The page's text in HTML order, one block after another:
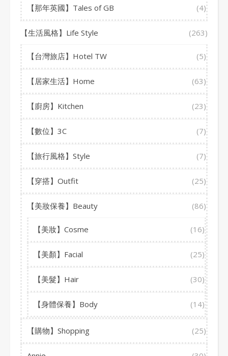
【那年英國】Tales of GB (4)
【生活風格】Life Style (263)
【台灣旅店】Hotel TW (5)
【居家生活】Home (63)
【廚房】Kitchen (23)
【數位】3C (7)
【旅行風格】Style (7)
【穿搭】Outfit (25)
【美妝保養】Beauty (86)
【美妝】Cosme (16)
【美顏】Facial (25)
【美髮】Hair (30)
【身體保養】Body (14)
【購物】Shopping (25)